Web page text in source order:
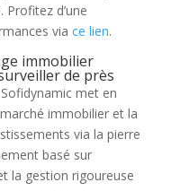
d’une
via ce lien.
immobilier
de près
met en
immobilier et la
via la pierre
basé sur
la gestion rigoureuse